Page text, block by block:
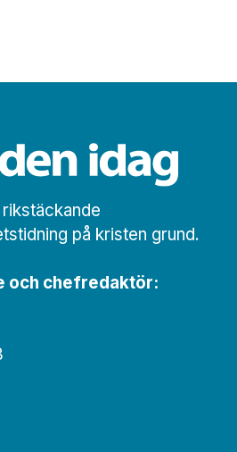
på kristen grund.
och chef­redaktör: